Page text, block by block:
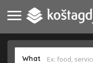
What